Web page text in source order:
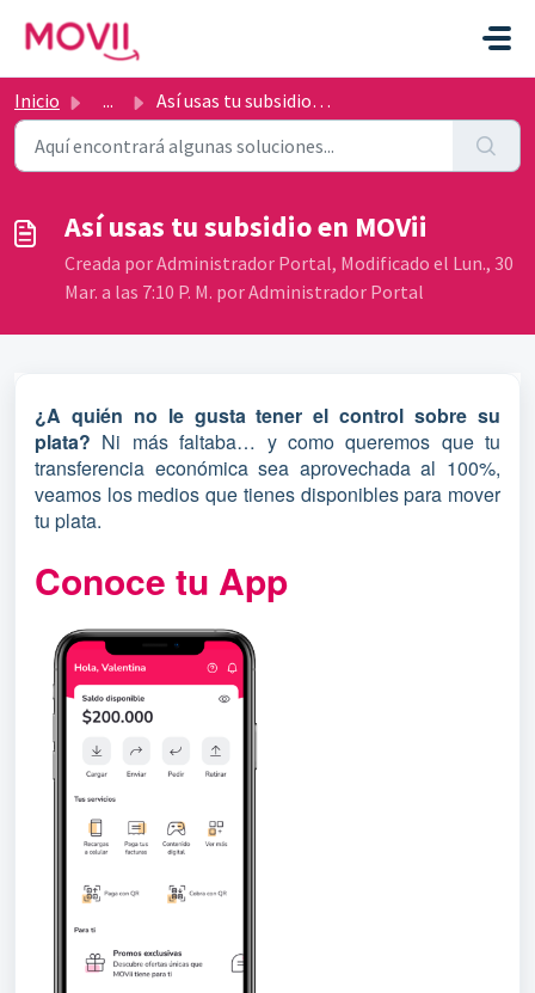
Inicio ... Así usas tu subsidio en MOVii
Así usas tu subsidio en MOVii
Creada por Administrador Portal, Modificado el Lun., 30
Mar. a las 7:10 P. M. por Administrador Portal
¿A quién no le gusta tener el control sobre su
plata? Ni más faltaba… y como queremos que tu
transferencia económica sea aprovechada al 100%,
veamos los medios que tienes disponibles para mover
tu plata.
Conoce tu App